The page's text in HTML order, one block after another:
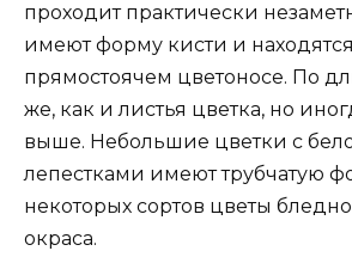
проходит практически
имеют форму кисти и
прямостоячем цветоносе. По
же, как и листья цветка, но
выше. Небольшие цветки с
лепестками имеют трубчатую
некоторых сортов цветы
окраса.